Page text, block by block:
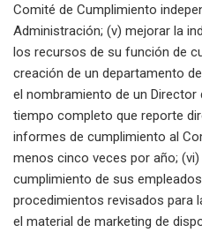
Comité de Cumplimiento
Administración; (v) mejorar la
los recursos de su función de
creación de un departamento
el nombramiento de un Director
tiempo completo que reporte
informes de cumplimiento al
menos cinco veces por año;
cumplimiento de sus
procedimientos revisados ​​para
el material de marketing de